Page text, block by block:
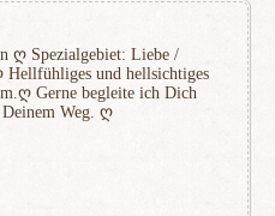
ღ Spezialgebiet: Liebe /
Hellfühliges und hellsichtiges
Gerne begleite ich Dich
Weg. ღ